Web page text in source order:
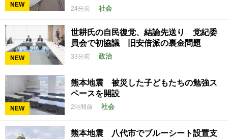
NEW
24分前 社会
NEW
世耕氏の自民復党、結論先送り 党紀委
員会で初協議 旧安倍派の裏金問題
33分前 政治
NEW
熊本地震 被災した子どもたちの勉強ス
ペースを開設
2時間前 社会
熊本地震 八代市でブルーシート設置支